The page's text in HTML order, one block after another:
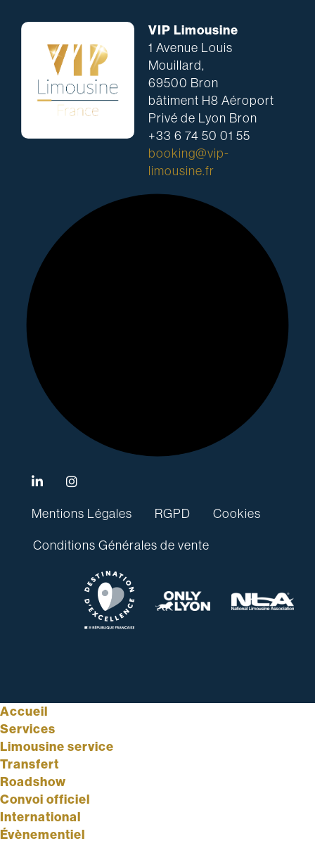
VIP Limousine
1 Avenue Louis
Mouillard,
69500 Bron
bâtiment H8 Aéroport
Privé de Lyon Bron
+33 6 74 50 01 55
booking@vip-
limousine.fr
Mentions Légales RGPD Cookies
Conditions Générales de vente
Accueil
Services
Limousine service
Transfert
Roadshow
Convoi officiel
International
Évènementiel